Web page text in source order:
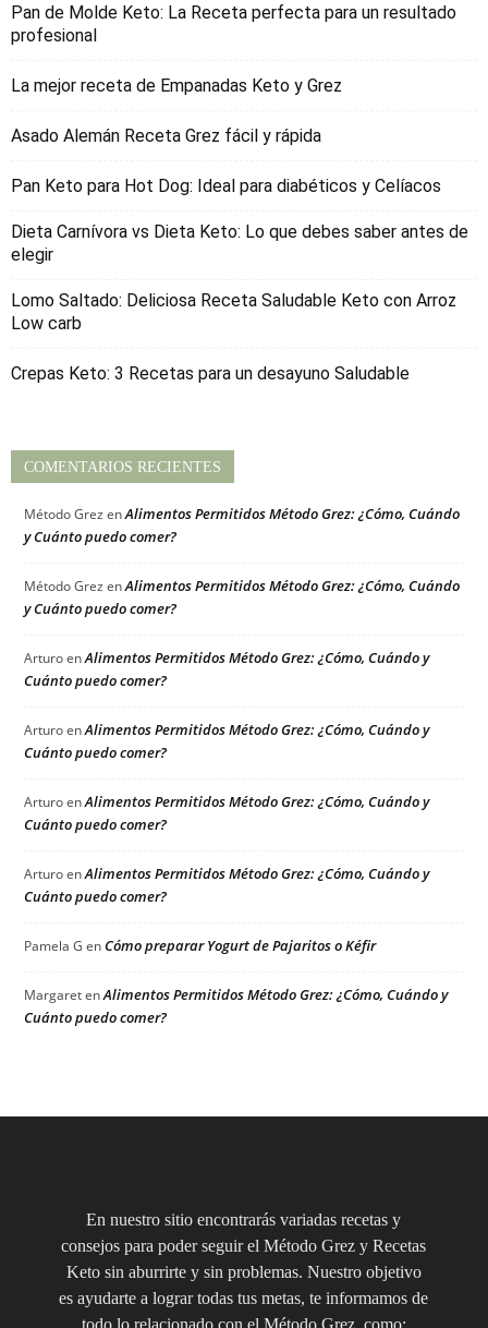
Pan de Molde Keto: La Receta perfecta para un resultado
profesional
La mejor receta de Empanadas Keto y Grez
Asado Alemán Receta Grez fácil y rápida
Pan Keto para Hot Dog: Ideal para diabéticos y Celíacos
Dieta Carnívora vs Dieta Keto: Lo que debes saber antes de
elegir
Lomo Saltado: Deliciosa Receta Saludable Keto con Arroz
Low carb
Crepas Keto: 3 Recetas para un desayuno Saludable
COMENTARIOS RECIENTES
Método Grez enAlimentos Permitidos Método Grez: ¿Cómo, Cuándo
y Cuánto puedo comer?
Método Grez enAlimentos Permitidos Método Grez: ¿Cómo, Cuándo
y Cuánto puedo comer?
ArturoenAlimentos Permitidos Método Grez: ¿Cómo, Cuándo y
Cuánto puedo comer?
ArturoenAlimentos Permitidos Método Grez: ¿Cómo, Cuándo y
Cuánto puedo comer?
ArturoenAlimentos Permitidos Método Grez: ¿Cómo, Cuándo y
Cuánto puedo comer?
ArturoenAlimentos Permitidos Método Grez: ¿Cómo, Cuándo y
Cuánto puedo comer?
Pamela G enCómo preparar Yogurt de Pajaritos o Kéfir
MargaretenAlimentos Permitidos Método Grez: ¿Cómo, Cuándo y
Cuánto puedo comer?
En nuestro sitio encontrarás variadas recetas y
consejos para poder seguir el Método Grez y Recetas
Keto sin aburrirte y sin problemas. Nuestro objetivo
es ayudarte a lograr todas tus metas, te informamos de